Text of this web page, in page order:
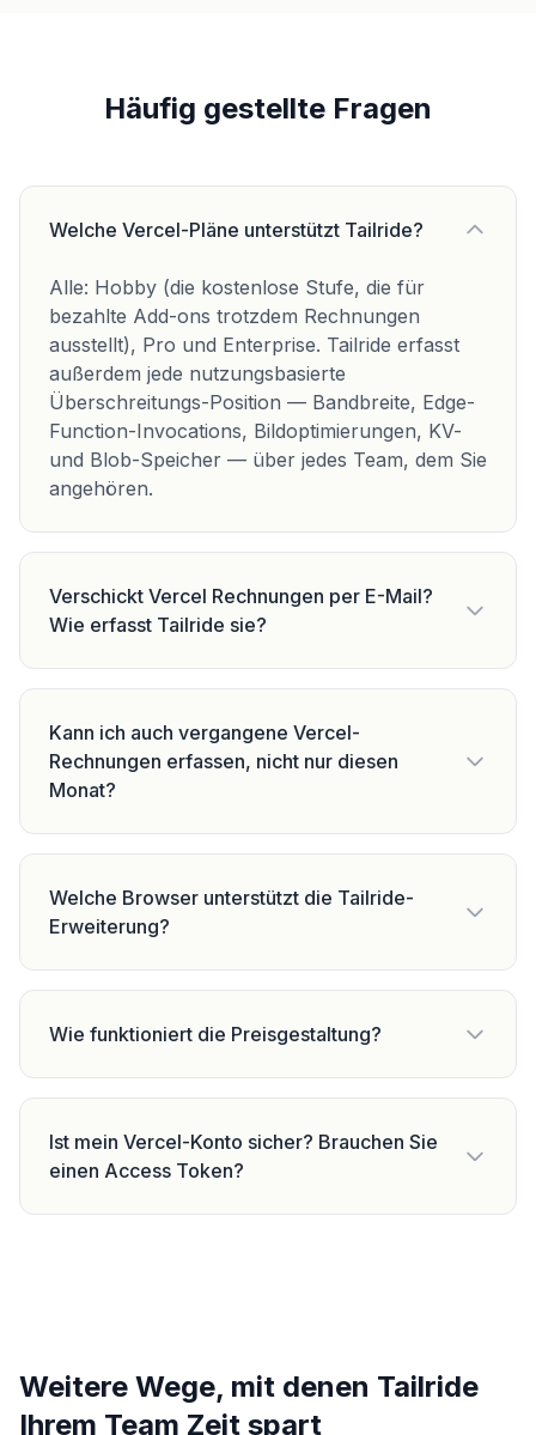
Häufig gestellte Fragen
Welche Vercel-Pläne unterstützt Tailride?
Alle: Hobby (die kostenlose Stufe, die für
bezahlte Add-ons trotzdem Rechnungen
ausstellt), Pro und Enterprise. Tailride erfasst
außerdem jede nutzungsbasierte
Überschreitungs-Position — Bandbreite, Edge-
Function-Invocations, Bildoptimierungen, KV-
und Blob-Speicher — über jedes Team, dem Sie
angehören.
Verschickt Vercel Rechnungen per E-Mail?
Wie erfasst Tailride sie?
Kann ich auch vergangene Vercel-
Rechnungen erfassen, nicht nur diesen
Monat?
Welche Browser unterstützt die Tailride-
Erweiterung?
Wie funktioniert die Preisgestaltung?
Ist mein Vercel-Konto sicher? Brauchen Sie
einen Access Token?
Weitere Wege, mit denen Tailride
Ihrem Team Zeit spart